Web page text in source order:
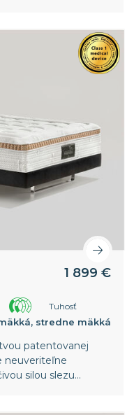
1 899 €
Tuhosť
stredne mäkká
patentovanej
neuveriteľne
silou slezu